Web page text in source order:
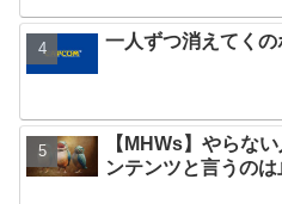
一人ずつ消えてく
【MHWs】やらな
ンテンツと言うの